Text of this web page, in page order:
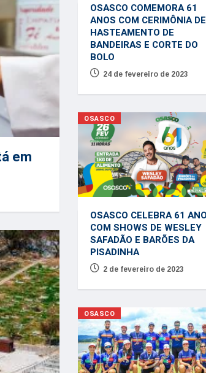
em
OSASCO COMEMORA 61
ANOS COM CERIMÔNIA DE
HASTEAMENTO DE
BANDEIRAS E CORTE DO
BOLO
24 de fevereiro de 2023
OSASCO
OSASCO CELEBRA 61
COM SHOWS DE WESLEY
SAFADÃO E BARÕES DA
PISADINHA
2 de fevereiro de 2023
OSASCO